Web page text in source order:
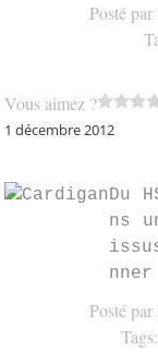
Posté
Vous aimez ?
1 décembre 2012
Du
ns
Posté
Tags: